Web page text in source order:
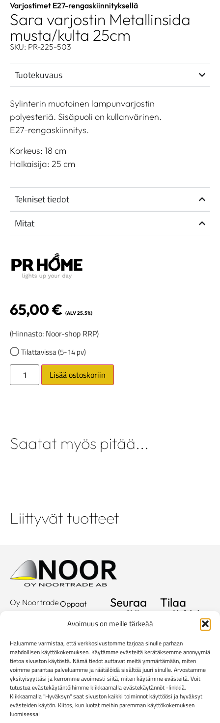
Avoimuus on meille tärkeää
Haluamme varmistaa, että verkkosivustomme tarjoaa sinulle parhaan
mahdollisen käyttökokemuksen. Käytämme evästeitä kerätäksemme anonyymiä
tietoa sivuston käytöstä. Nämä tiedot auttavat meitä ymmärtämään, miten
voimme parantaa palveluamme ja räätälöidä sisältöä juuri sinulle. Arvostamme
yksityisyyttäsi ja kerromme avoimesti siitä, miten käytämme evästeitä. Voit
tutustua evästekäytäntöihimme klikkaamalla evästekäytännöt -linkkiä.
Klikkaamalla "Hyväksyn" saat sivuston kaikki toiminnot käyttöösi ja hyväksyt
evästeiden käytön. Kiitos, kun luotat meihin paremman käyttökokemuksen
luomisessa!
Varjostimet E27-rengaskiinnityksellä
Sara varjostin Metallinsida
musta/kulta 25cm
SKU: PR-225-503
Tuotekuvaus
Sylinterin muotoinen lampunvarjostin
polyesteriä. Sisäpuoli on kullanvärinen.
E27-rengaskiinnitys.
Korkeus: 18 cm
Halkaisija: 25 cm
Tekniset tiedot
Mitat
65,00€ (ALV 25.5%)
(Hinnasto: Noor-shop RRP)
Tilattavissa (5-14 pv)
Lisää ostoskoriin
Saatat myös pitää...
Liittyvät tuotteet
Oy Noortrade
Hallimestarinkatu
20780
Kaarina
info@noortrade.fi
+358 2 51 22
500
Oppaat
Kuvastot
Showroom
Yritys
Yhteystiedot
Ajankohtaista
Seuraa
meitä
Tilaa
uutiskirje